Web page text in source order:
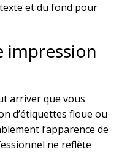
et du fond pour
impression
arriver que vous
d’étiquettes floue ou
l’apparence de
ne reflète